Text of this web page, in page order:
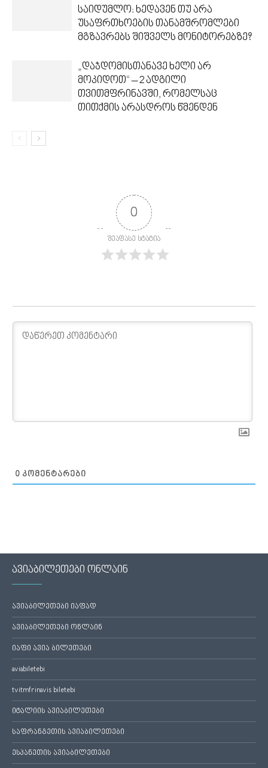
საიდუმლო: ხედავენ თუ არა
უსაფრთხოების თანამშრომლები
მგზავრებს შიშველს მონიტორებზე?
„დაჯდომისთანავე ხელი არ
მოკიდოთ“ – 2 ადგილი
თვითმფრინავში, რომელსაც
თითქმის არასდროს წმენდენ
0
შეაფასე სტატია
0 ᲙᲝᲛᲔᲜᲢᲐᲠᲔᲑᲘ
ავიაბილეთები ონლაინ
ავიაბილეთები იაფად
ავიაბილეთები ონლაინ
იაფი ავია ბილეთები
aviabiletebi
tvitmfrinavis biletebi
იტალიის ავიაბილეთები
საფრანგეთის ავიაბილეთები
ესპანეთის ავიაბილეთები